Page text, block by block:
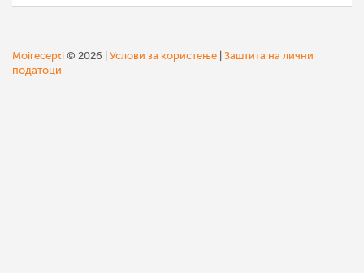
Moirecepti © 2026 | Услови за користење Заштита на лични
податоци